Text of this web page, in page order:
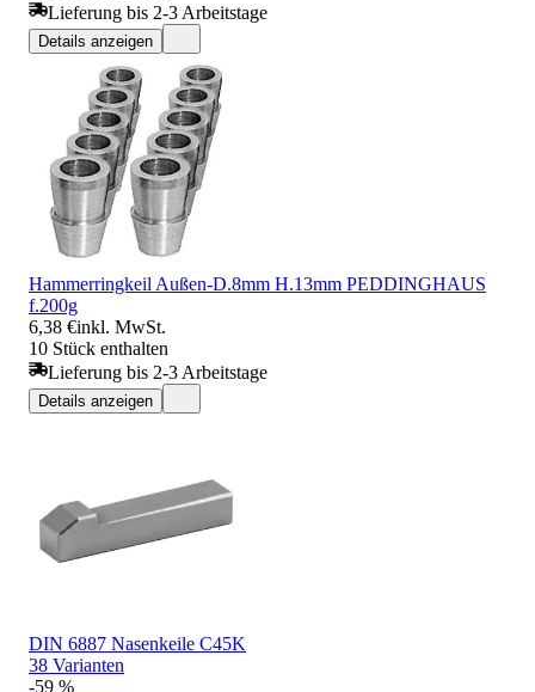
Lieferung bis 2-3 Arbeitstage
Details anzeigen
Hammerringkeil Außen-D.8mm H.13mm PEDDINGHAUS
f.200g
6,38 €inkl. MwSt.
10 Stück enthalten
Lieferung bis 2-3 Arbeitstage
Details anzeigen
DIN 6887 Nasenkeile C45K
38 Varianten
-59 %